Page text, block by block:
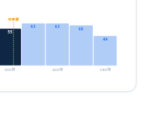
55
63 63 60
44
3000万 4200万 5400万
中央値